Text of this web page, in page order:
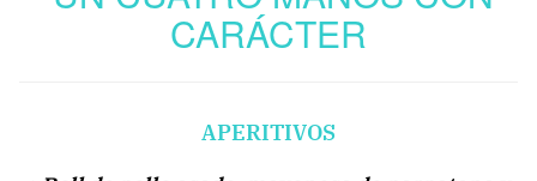
CARÁCTER
APERITIVOS